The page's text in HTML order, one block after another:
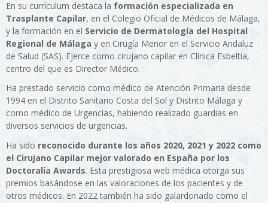
En su currículum destaca la formación especializada en
Trasplante Capilar, en el Colegio Oficial de Médicos de Málaga,
y la formación en el Servicio de Dermatología del Hospital
Regional de Málaga y en Cirugía Menor en el Servicio Andaluz
de Salud (SAS). Ejerce como cirujano capilar en Clínica Esbeltia,
centro del que es Director Médico.
Ha prestado servicio como médico de Atención Primaria desde
1994 en el Distrito Sanitario Costa del Sol y Distrito Málaga y
como médico de Urgencias, habiendo realizado guardias en
diversos servicios de urgencias.
Ha sido reconocido durante los años 2020, 2021 y 2022 como
el Cirujano Capilar mejor valorado en España por los
Doctoralia Awards. Esta prestigiosa web médica otorga sus
premios basándose en las valoraciones de los pacientes y de
otros médicos. En 2022 también ha sido galardonado como el